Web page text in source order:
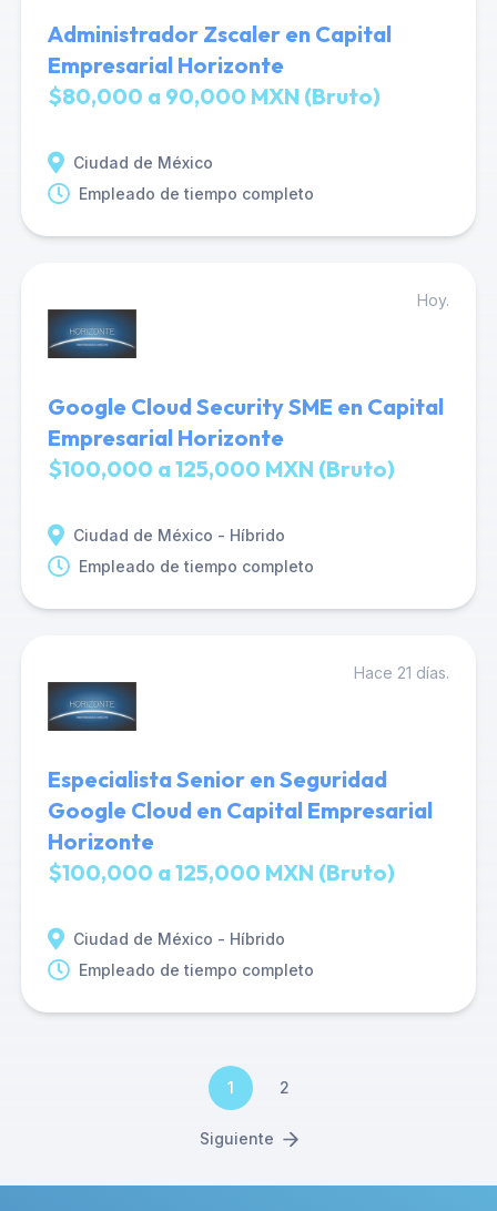
Administrador Zscaler en Capital
Empresarial Horizonte
$80,000 a 90,000 MXN (Bruto)
Ciudad de México
Empleado de tiempo completo
Hoy.
Google Cloud Security SME en Capital
Empresarial Horizonte
$100,000 a 125,000 MXN (Bruto)
Ciudad de México - Híbrido
Empleado de tiempo completo
Hace 21 días.
Especialista Senior en Seguridad
Google Cloud en Capital Empresarial
Horizonte
$100,000 a 125,000 MXN (Bruto)
Ciudad de México - Híbrido
Empleado de tiempo completo
1 2
Siguiente